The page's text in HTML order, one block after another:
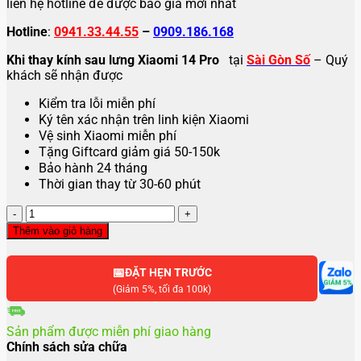
liên hệ hotline để được báo giá mới nhất
Hotline: 0941.33.44.55 – 0909.186.168
Khi thay kính sau lưng Xiaomi 14 Pro tại Sài Gòn Số– Quý
khách sẽ nhận được
Kiểm tra lỗi miễn phí
Ký tên xác nhận trên linh kiện Xiaomi
Vệ sinh Xiaomi miễn phí
Tặng Giftcard giảm giá 50-150k
Bảo hành 24 tháng
Thời gian thay từ 30-60 phút
Thay
mặt
kính
sau
14
14
Pro
Thêm vào giỏ hàng
📅ĐẶT HẸN TRƯỚC
(Giảm 5%, tối đa 100k)
Sản phẩm được miễn phí giao hàng
Chính sách sửa chữa